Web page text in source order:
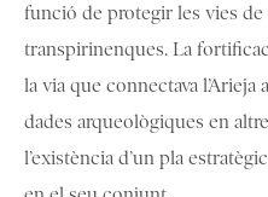
funció de protegir les vies
transpirinenques. La
la via que connectava l’Arieja
dades arqueològiques en
l’existència d’un pla